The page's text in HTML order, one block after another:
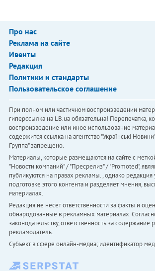
Про нас
Реклама на сайте
Ивенты
Редакция
Политики и стандарты
Пользовательское соглашение
При полном или частичном воспроизведении
гиперссылка на LB.ua обязательна! Перепечатка,
воспроизведение или иное использование
содержится ссылка на агентство "Українськi
Группа" запрещено.
Материалы, которые размещаются на сайте с
"Новости компаний" / "Пресрелиз" / "Promoted",
публикуются на правах рекламы. , однако редакция
подготовке этого контента и разделяет мнения,
материалах.
Редакция не несет ответственности за факты и
обнародованные в рекламных материалах.
законодательству, ответственность за содержание
рекламодатель.
Субъект в сфере онлайн-медиа; идентификатор